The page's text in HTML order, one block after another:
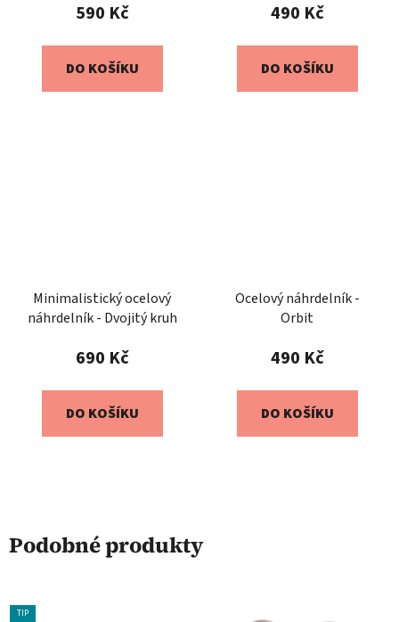
590 Kč
DO KOŠÍKU
490 Kč
DO KOŠÍKU
Minimalistický ocelový
náhrdelník - Dvojitý kruh
690 Kč
DO KOŠÍKU
Ocelový náhrdelník -
Orbit
490 Kč
DO KOŠÍKU
Podobné produkty
TIP